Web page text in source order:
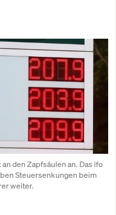
den Zapfsäulen an. Das ifo
Steuersenkungen beim
weiter.